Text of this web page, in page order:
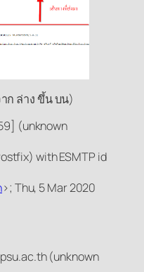
ก ล่าง ขึ้น บน)
(unknown
with ESMTP id
>; Thu, 5 Mar 2020
(unknown